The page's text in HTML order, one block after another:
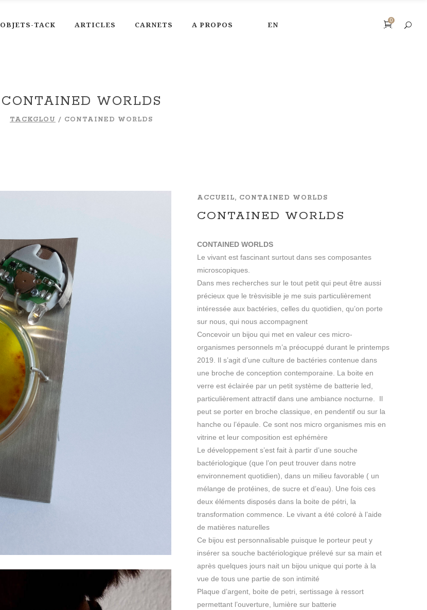
OBJETS-TACK ARTICLES CARNETS A PROPOS EN 0
CONTAINED WORLDS
TACKGLOU / CONTAINED WORLDS
ACCUEIL, CONTAINED WORLDS
CONTAINED WORLDS
CONTAINED WORLDS
Le vivant est fascinant surtout dans ses composantes
microscopiques.
Dans mes recherches sur le tout petit qui peut être aussi
précieux que le trèsvisible je me suis particulièrement
intéressée aux bactéries, celles du quotidien, qu’on porte
sur nous, qui nous accompagnent
Concevoir un bijou qui met en valeur ces micro-
organismes personnels m’a préocuppé durant le printemps
2019. Il s’agit d’une culture de bactéries contenue dans
une broche de conception contemporaine. La boite en
verre est éclairée par un petit système de batterie led,
particulièrement attractif dans une ambiance nocturne. Il
peut se porter en broche classique, en pendentif ou sur la
hanche ou l’épaule. Ce sont nos micro organismes mis en
vitrine et leur composition est ephémère
Le développement s’est fait à partir d’une souche
bactériologique (que l’on peut trouver dans notre
environnement quotidien), dans un milieu favorable ( un
mélange de protéines, de sucre et d’eau). Une fois ces
deux éléments disposés dans la boite de pétri, la
transformation commence. Le vivant a été coloré à l’aide
de matières naturelles
Ce bijou est personnalisable puisque le porteur peut y
insérer sa souche bactériologique prélevé sur sa main et
après quelques jours nait un bijou unique qui porte à la
vue de tous une partie de son intimité
Plaque d’argent, boite de petri, sertissage à ressort
permettant l’ouverture, lumière sur batterie